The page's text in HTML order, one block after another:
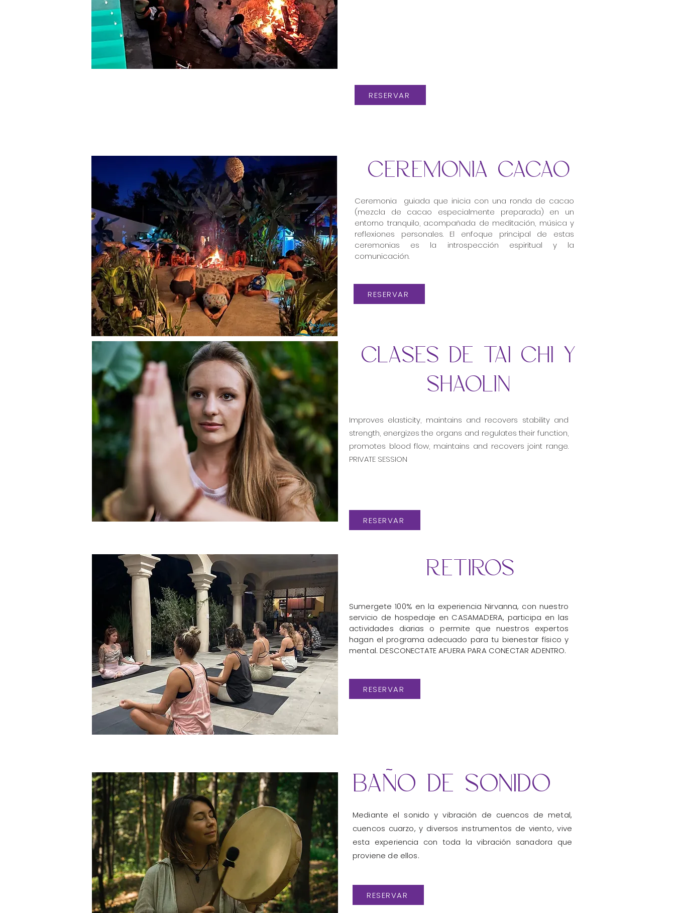
RESERVAR
CEREMONIA CACAO
Ceremonia guiada que inicia con una ronda de cacao
(mezcla de cacao especialmente preparada) en un
entorno tranquilo, acompañada de meditación, música y
reflexiones personales. El enfoque principal de estas
ceremonias es la introspección espiritual y la
comunicación.
RESERVAR
clases de tai chi y
shaolin
Improves elasticity, maintains and recovers stability and
strength, energizes the organs and regulates their function,
promotes blood flow, maintains and recovers joint range.
PRIVATE SESSION
RESERVAR
retiros
Sumergete 100% en la experiencia Nirvanna, con nuestro
servicio de hospedaje en CASAMADERA, participa en las
actividades diarias o permite que nuestros expertos
hagan el programa adecuado para tu bienestarfísico y
mental. DESCONECTATE AFUERA PARA CONECTAR ADENTRO.
RESERVAR
baño de sonido
Mediante el sonido yvibración de cuencos de metal,
cuencos cuarzo, y diversos instrumentos de viento, vive
esta experiencia con toda lavibración sanadora que
proviene de ellos.
RESERVAR